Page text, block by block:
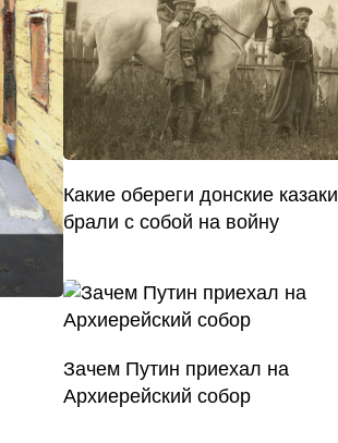
Какие обереги донские казаки
брали с собой на войну
Зачем Путин приехал на
Архиерейский собор